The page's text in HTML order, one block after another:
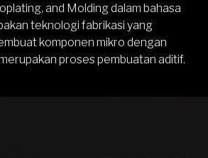
and Molding dalam bahasa
teknologi fabrikasi yang
komponen mikro dengan
proses pembuatan aditif.